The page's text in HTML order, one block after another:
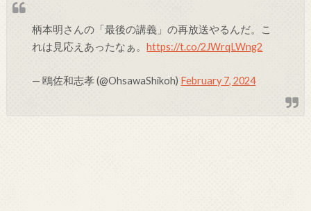
柄本明さんの「最後の講義」の再放送やるんだ。こ
れは見応えあったなぁ。https://t.co/2JWrqLWng2
— 鴎佐和志孝 (@OhsawaShikoh) February 7, 2024